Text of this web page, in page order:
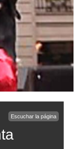
Escuchar la página